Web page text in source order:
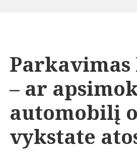
Parkavimas
– ar
automobilį
vykstate